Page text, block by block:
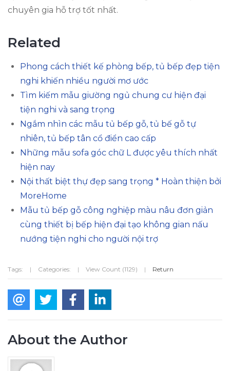
chuyên gia hỗ trợ tốt nhất.
Related
Phong cách thiết kế phòng bếp, tủ bếp đẹp tiện
nghi khiến nhiều người mơ ước
Tìm kiếm mẫu giường ngủ chung cư hiện đại
tiện nghi và sang trọng
Ngắm nhìn các mẫu tủ bếp gỗ, tủ bế gỗ tự
nhiên, tủ bếp tân cổ điển cao cấp
Những mẫu sofa góc chữ L được yêu thích nhất
hiện nay
Nội thất biệt thự đẹp sang trọng * Hoàn thiện bởi
MoreHome
Mẫu tủ bếp gỗ công nghiệp màu nâu đơn giản
cùng thiết bị bếp hiện đại tạo không gian nấu
nướng tiện nghi cho người nội trợ
Tags: | Categories: | View Count (1129) | Return
About the Author